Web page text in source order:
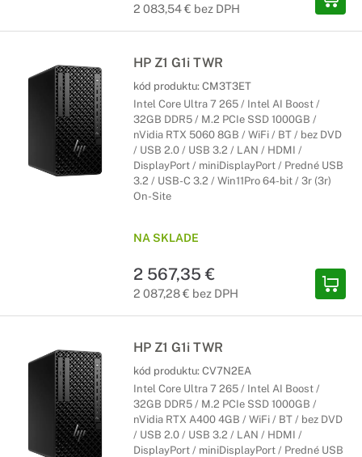
2 083,54 € bez DPH
HP Z1 G1i TWR
kód produktu: CM3T3ET
Intel Core Ultra 7 265 / Intel AI Boost /
32GB DDR5 / M.2 PCIe SSD 1000GB /
nVidia RTX 5060 8GB / WiFi / BT / bez DVD
/ USB 2.0 / USB 3.2 / LAN / HDMI /
DisplayPort / miniDisplayPort / Predné USB
3.2 / USB-C 3.2 / Win11Pro 64-bit / 3r (3r)
On-Site
NA SKLADE
2 567,35 €
2 087,28 € bez DPH
HP Z1 G1i TWR
kód produktu: CV7N2EA
Intel Core Ultra 7 265 / Intel AI Boost /
32GB DDR5 / M.2 PCIe SSD 1000GB /
nVidia RTX A400 4GB / WiFi / BT / bez DVD
/ USB 2.0 / USB 3.2 / LAN / HDMI /
DisplayPort / miniDisplayPort / Predné USB